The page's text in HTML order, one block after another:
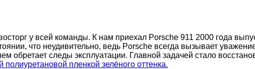
у всей команды. К нам приехал Porsche 911 2000 года
что неудивительно, ведь Porsche всегда вызывает
следы эксплуатации. Главной задачей стало
полиуретановой пленкой зелёного оттенка.